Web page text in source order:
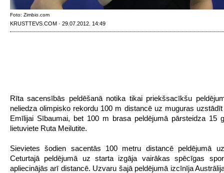
Foto: Zimbio.com
KRUSTTEVS.COM · 29.07.2012. 14:49
Rīta sacensībās peldēšanā notika tikai priekšsacīkšu
neliedza olimpisko rekordu 100 m distancē uz muguras uzstādīt
Emīlijai Sībaumai, bet 100 m brasa peldējumā pārsteidza 15
lietuviete Ruta Meilutite.
Sievietes šodien sacentās 100 metru distancē peldējumā
Ceturtajā peldējumā uz starta izgāja vairākas spēcīgas
apliecinājās arī distancē. Uzvaru šajā peldējumā izcīnīja